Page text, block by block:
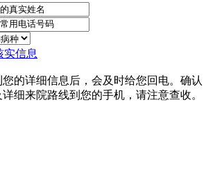
实信息
您的详细信息后，会及时给您回电。确认
细来院路线到您的手机，请注意查收。